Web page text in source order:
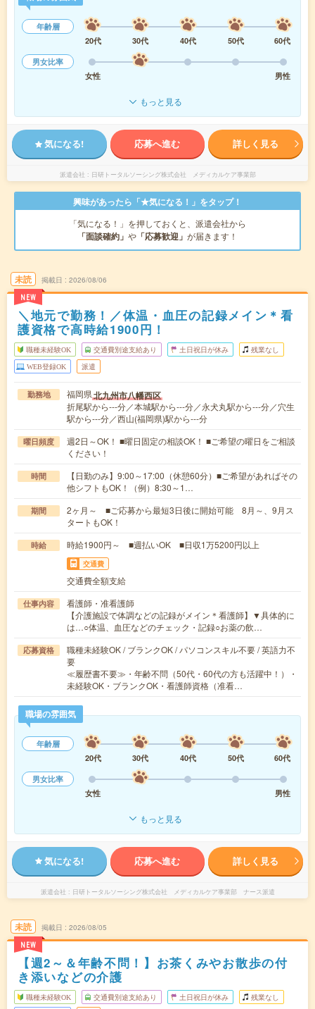
年齢層
20代
30代 40代 50代
60代
男女比率
女性
男性
もっと見る
気になる! 応募へ進む 詳しく見る
派遣会社 日研トータルソーシング株式会社 メディカルケア事業部
興味があったら「★気になる！」をタップ！
「気になる！」を押しておくと、派遣会社から
「面談確約」 や 「応募歓迎」 が届きます！
未読
NEW
掲載日 2026/08/06
＼地元で勤務！／体温・血圧の記録メイン＊看
護資格で高時給1900円！
職種未経験OK 交通費別途支給あり 土日祝日が休み 残業なし
WEB登録OK 派遣
勤務地 福岡県北九州市八幡西区
折尾駅から---分／本城駅から---分／永犬丸駅から---分／穴生
駅から---分／西山(福岡県)駅から---分
曜日頻度
週2日～OK！ ■曜日固定の相談OK！ ■ご希望の曜日をご相談
ください！
時間
【日勤のみ】9:00～17:00（休憩60分）■ご希望があればその
他シフトもOK！（例）8:30～1…
期間
2ヶ月～ ■ご応募から最短3日後に開始可能 8月～、9月ス
タートもOK！
時給 時給1900円～ ■週払いOK ■日収1万5200円以上
交通費
交通費全額支給
仕事内容
看護師・准看護師
【介護施設で体調などの記録がメイン＊看護師】▼具体的に
は…○体温、血圧などのチェック・記録○お薬の飲…
応募資格
職種未経験OK / ブランクOK / パソコンスキル不要 / 英語力不
要
≪履歴書不要≫・年齢不問（50代・60代の方も活躍中！）・
未経験OK・ブランクOK・看護師資格（准看…
職場の雰囲気
年齢層
20代
30代 40代 50代
60代
男女比率
女性
男性
もっと見る
気になる! 応募へ進む 詳しく見る
派遣会社 日研トータルソーシング株式会社 メディカルケア事業部 ナース派遣
未読
NEW
掲載日 2026/08/05
【週2～＆年齢不問！】お茶くみやお散歩の付
き添いなどの介護
職種未経験OK 交通費別途支給あり 土日祝日が休み 残業なし